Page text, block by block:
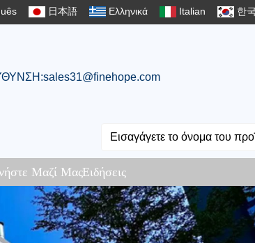
日本語 Ελληνικά Italian 한
Μαζί ΜαςΕιδήσεις